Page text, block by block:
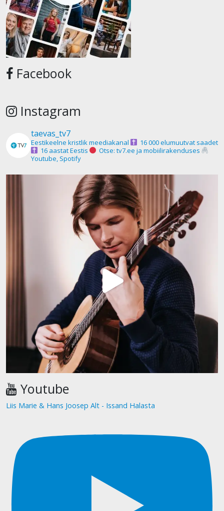
Facebook
Instagram
taevas_tv7
Eestikeelne kristlik meediakanal
16 000 elumuutvat saadet
16 aastat Eestis
Otse: tv7.ee ja mobiilirakenduses
Youtube, Spotify
Youtube
Liis Marie & Hans Joosep Alt - Issand Halasta